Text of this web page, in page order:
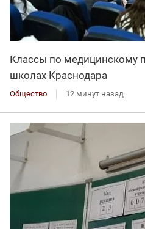
Классы по медицинскому
школах Краснодара
Общество 12 минут назад